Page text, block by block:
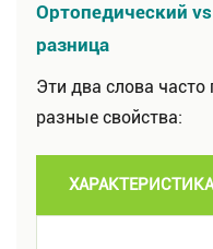
Ортопедический
разница
Эти два слова
разные свойства:
ХАРАКТЕРИСТИКА